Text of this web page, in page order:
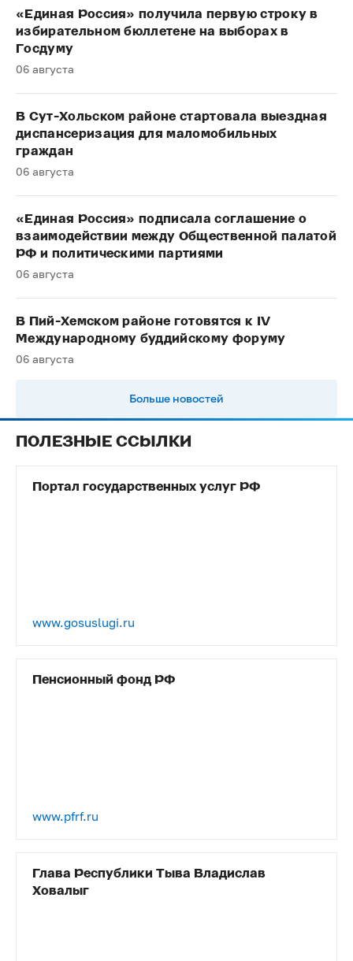
«Единая Россия» получила первую строку в
избирательном бюллетене на выборах в
Госдуму
06 августа
В Сут-Хольском районе стартовала выездная
диспансеризация для маломобильных
граждан
06 августа
«Единая Россия» подписала соглашение о
взаимодействии между Общественной палатой
РФ и политическими партиями
06 августа
В Пий-Хемском районе готовятся к IV
Международному буддийскому форуму
06 августа
Больше новостей
ПОЛЕЗНЫЕ ССЫЛКИ
Портал государственных услуг РФ
www.gosuslugi.ru
Пенсионный фонд РФ
www.pfrf.ru
Глава Республики Тыва Владислав
Ховалыг